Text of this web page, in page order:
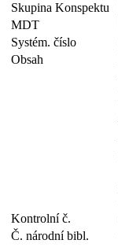
Skupina Konspektu
MDT
Systém. číslo
Obsah
Kontrolní č.
Č. národní bibl.